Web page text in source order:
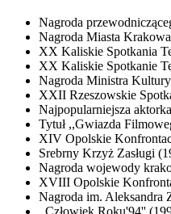
Nagroda
Nagroda Miasta
XX Kaliskie Spotkania
XX Kaliskie Spotkanie
Nagroda Ministra
XXII Rzeszowskie
Najpopularniejsza
Tytuł ,,Gwiazda
XIV Opolskie
Srebrny Krzyż Zasługi
Nagroda wojewody
XVIII Opolskie
Nagroda im. Aleksandra